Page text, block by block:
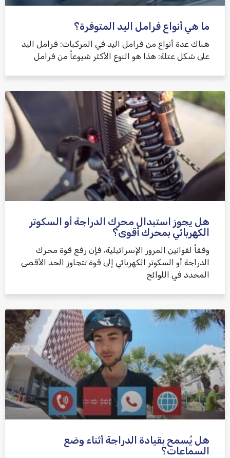
ما هي أنواع فرامل اليد المتوفرة؟
هناك عدة أنواع من فرامل اليد في المركبات: فرامل اليد
على شكل عتلة: هذا هو النوع الأكثر شيوعاً من فرامل
هل يجوز استبدال محرك الدراجة أو السكوتر
الكهربائي بمحرك أقوى؟
وفقاً لقوانين المرور الإسرائيلية، فإن رفع قوة محرك
الدراجة أو السكوتر الكهربائي إلى قوة تتجاوز الحد الأقصى
المحدد في اللوائح
هل يُسمح بقيادة الدراجة أثناء وضع
السماعات؟